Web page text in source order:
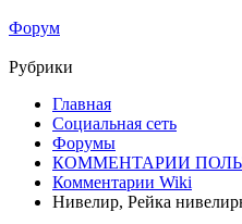
Форум
Рубрики
Главная
Социальная сеть
Форумы
КОММЕНТАРИИ
Комментарии Wiki
Нивелир, Рейка